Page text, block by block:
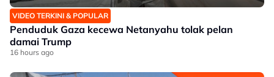
VIDEO TERKINI & POPULAR
Penduduk Gaza kecewa Netanyahu tolak pelan
damai Trump
16 hours ago